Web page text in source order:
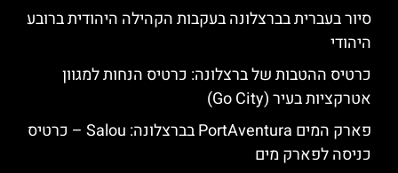
סיור בעברית בברצלונה בעקבות הקהילה היהודית ברובע
היהודי
כרטיס ההטבות של ברצלונה: כרטיס הנחות למגוון
אטרקציות בעיר (Go City)
פארק המים PortAventura בברצלונה: Salou – כרטיס
כניסה לפארק מים